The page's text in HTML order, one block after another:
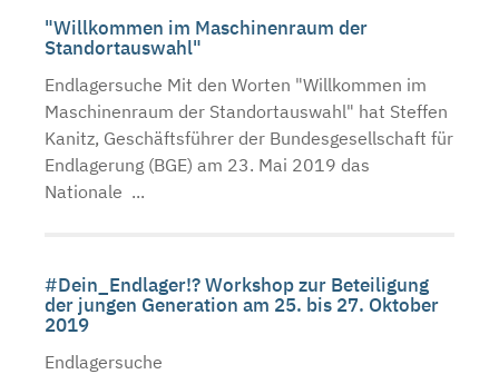
"Willkommen im Maschinenraum der
Standortauswahl"
Endlagersuche Mit den Worten "Willkommen im
Maschinenraum der Standortauswahl" hat Steffen
Kanitz, Geschäftsführer der Bundesgesellschaft für
Endlagerung (BGE) am 23. Mai 2019 das
Nationale ...
#Dein_Endlager!? Workshop zur Beteiligung
der jungen Generation am 25. bis 27. Oktober
2019
Endlagersuche